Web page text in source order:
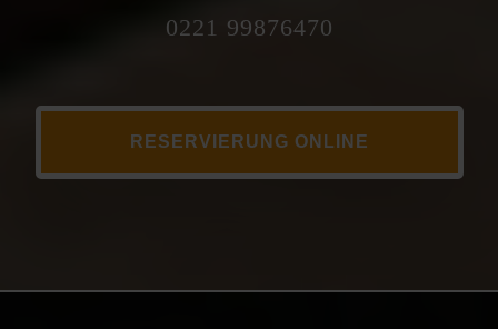
0221 99876470
RESERVIERUNG ONLINE